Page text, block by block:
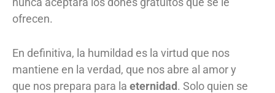
ofrecen.
En definitiva, la humildad es la virtud que nos
mantiene en la verdad, que nos abre al amor y
que nos prepara para la eternidad. Solo quien se